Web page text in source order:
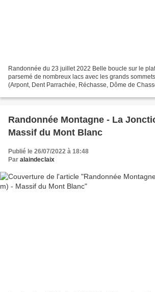
Randonnée du 23 juillet 2022 Belle boucle sur le
parsemé de nombreux lacs avec les grands
(Arpont, Dent Parrachée, Réchasse, Dôme de
Randonnée Montagne - La
Massif du Mont Blanc
Publié le 26/07/2022 à 18:48
Par alaindeclaix